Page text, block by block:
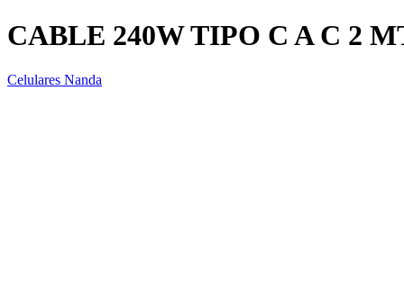
CABLE 240W TIPO C A C 2
Celulares Nanda